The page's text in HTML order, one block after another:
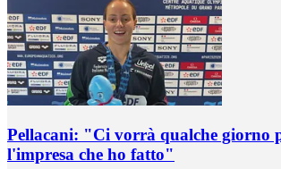
Pellacani: "Ci vorrà qualche giorno
l'impresa che ho fatto"